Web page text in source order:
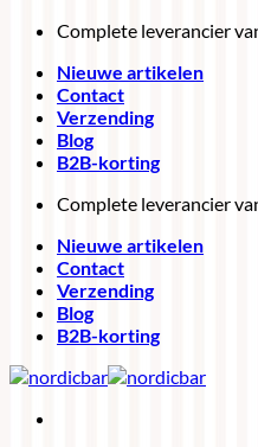
inhoud
Complete leverancier
Nieuwe artikelen
Contact
Verzending
Blog
B2B-korting
Complete leverancier
Nieuwe artikelen
Contact
Verzending
Blog
B2B-korting